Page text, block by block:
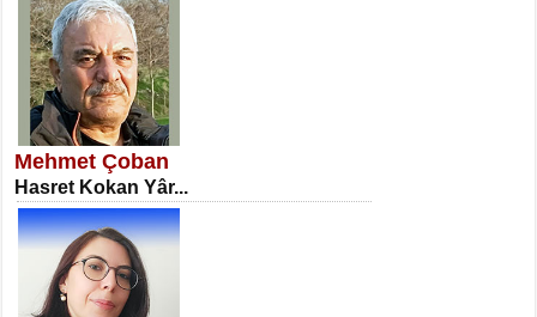
SATILMIŞ ÜMİT ÇETİNKAYA
Erkenlik...
Mehmet Çoban
Hasret Kokan Yâr...